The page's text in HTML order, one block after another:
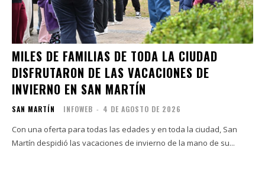
MILES DE FAMILIAS DE TODA LA CIUDAD
DISFRUTARON DE LAS VACACIONES DE
INVIERNO EN SAN MARTÍN
SAN MARTÍN INFOWEB - 4 DE AGOSTO DE 2026
Con una oferta para todas las edades y en toda la ciudad, San
Martín despidió las vacaciones de invierno de la mano de su...